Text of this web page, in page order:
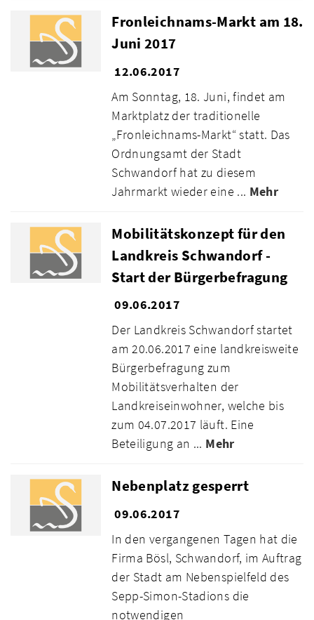
Fronleichnams-Markt am 18.
Juni 2017
12.06.2017
Am Sonntag, 18. Juni, findet am
Marktplatz der traditionelle
„Fronleichnams-Markt“ statt. Das
Ordnungsamt der Stadt
Schwandorf hat zu diesem
Jahrmarkt wieder eine ... Mehr
Mobilitätskonzept für den
Landkreis Schwandorf -
Start der Bürgerbefragung
09.06.2017
Der Landkreis Schwandorf startet
am 20.06.2017 eine landkreisweite
Bürgerbefragung zum
Mobilitätsverhalten der
Landkreiseinwohner, welche bis
zum 04.07.2017 läuft. Eine
Beteiligung an ... Mehr
Nebenplatz gesperrt
09.06.2017
In den vergangenen Tagen hat die
Firma Bösl, Schwandorf, im Auftrag
der Stadt am Nebenspielfeld des
Sepp-Simon-Stadions die
notwendigen